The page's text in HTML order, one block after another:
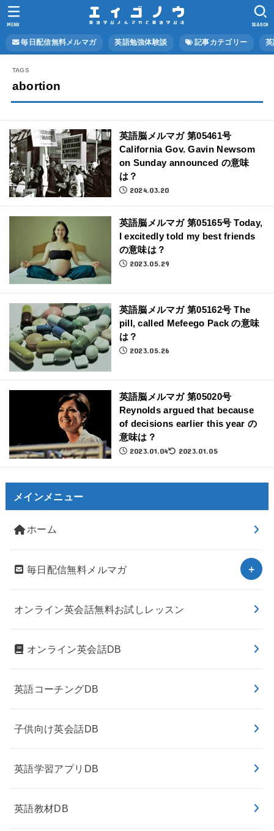
毎日配信無料メルマガ 英語勉強体験談 記事カテゴリー
SEARCH
MENU
abortion
英語脳メルマガ 第05461号
California Gov. Gavin Newsom
on Sunday announced の意味
は？
2024.03.20
英語脳メルマガ 第05165号 Today,
I excitedly told my best friends
の意味は？
2023.05.29
英語脳メルマガ 第05162号 The
pill, called Mefeego Pack の意味
は？
2023.05.26
英語脳メルマガ 第05020号
Reynolds argued that because
of decisions earlier this year の
意味は？
2023.01.04 2023.01.05
メインメニュー
ホーム
毎日配信無料メルマガ
オンライン英会話無料お試しレッスン
オンライン英会話DB
英語コーチングDB
子供向け英会話DB
英語学習アプリDB
英語教材DB